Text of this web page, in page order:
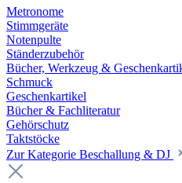
Metronome
Stimmgeräte
Notenpulte
Ständerzubehör
Bücher, Werkzeug &
Schmuck
Geschenkartikel
Bücher & Fachliteratur
Gehörschutz
Taktstöcke
Zur Kategorie Beschallung & DJ